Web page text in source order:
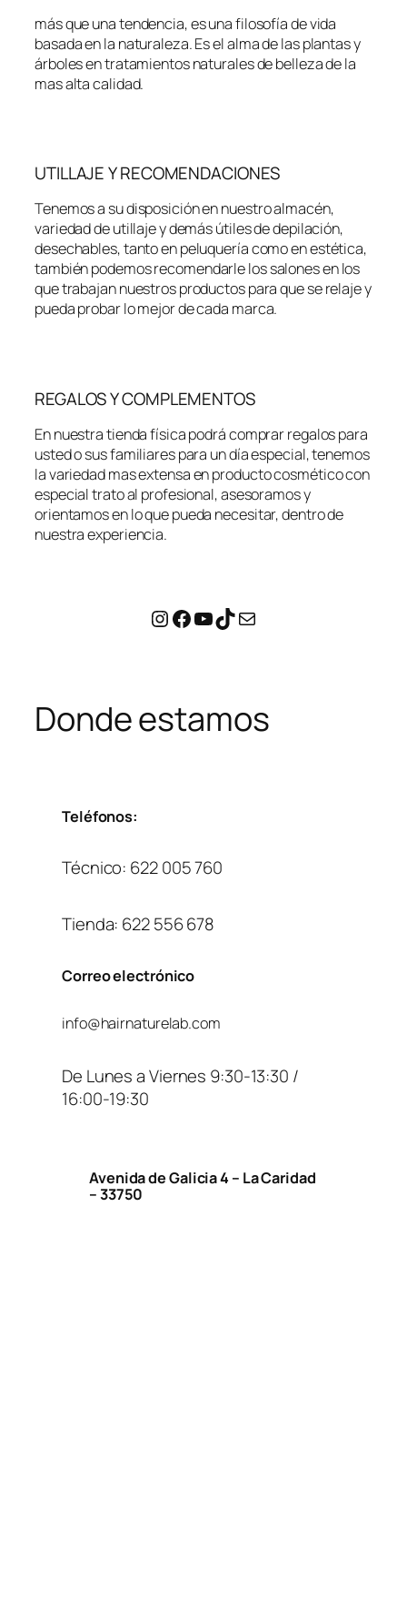
más que una tendencia, es una filosofía de vida
basada en la naturaleza. Es el alma de las plantas y
árboles en tratamientos naturales de belleza de la
mas alta calidad.
UTILLAJE Y RECOMENDACIONES
Tenemos a su disposición en nuestro almacén,
variedad de utillaje y demás útiles de depilación,
desechables, tanto en peluquería como en estética,
también podemos recomendarle los salones en los
que trabajan nuestros productos para que se relaje y
pueda probar lo mejor de cada marca.
REGALOS Y COMPLEMENTOS
En nuestra tienda física podrá comprar regalos para
usted o sus familiares para un día especial, tenemos
la variedad mas extensa en producto cosmético con
especial trato al profesional, asesoramos y
orientamos en lo que pueda necesitar, dentro de
nuestra experiencia.
Instagram
Facebook
YouTube
TikTokCorreo electrónico
Donde estamos
Teléfonos:
Técnico: 622 005 760
Tienda: 622 556 678
Correo electrónico
info@hairnaturelab.com
De Lunes a Viernes 9:30-13:30 /
16:00-19:30
Avenida de Galicia 4 – La Caridad
– 33750